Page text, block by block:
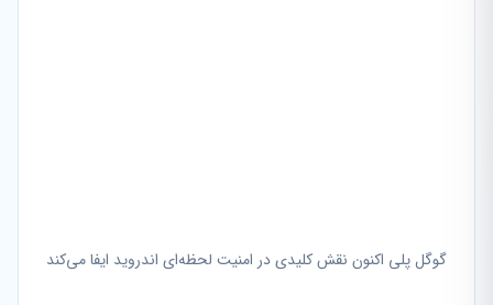
گوگل پلی اکنون نقش کلیدی در امنیت لحظه‌ای اندروید ایفا می‌کند